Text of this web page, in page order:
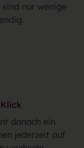
nur wenige
danach ein
jederzeit auf